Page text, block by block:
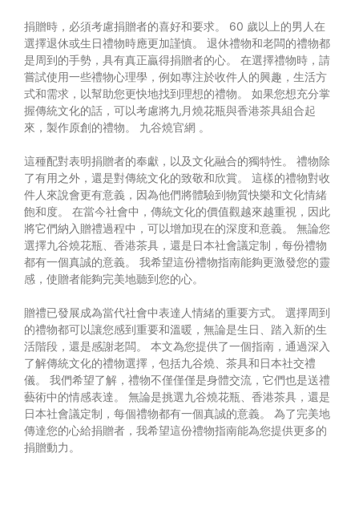
捐贈時，必須考慮捐贈者的喜好和要求。 60 歲以上的男人在
選擇退休或生日禮物時應更加謹慎。 退休禮物和老闆的禮物都
是周到的手勢，具有真正贏得捐贈者的心。 在選擇禮物時，請
嘗試使用一些禮物心理學，例如專注於收件人的興趣，生活方
式和需求，以幫助您更快地找到理想的禮物。 如果您想充分掌
握傳統文化的話，可以考慮將九月燒花瓶與香港茶具組合起
來，製作原創的禮物。 九谷燒官網 。
這種配對表明捐贈者的奉獻，以及文化融合的獨特性。 禮物除
了有用之外，還是對傳統文化的致敬和欣賞。 這樣的禮物對收
件人來說會更有意義，因為他們將體驗到物質快樂和文化情緒
飽和度。 在當今社會中，傳統文化的價值觀越來越重視，因此
將它們納入贈禮過程中，可以增加現在的深度和意義。 無論您
選擇九谷燒花瓶、香港茶具，還是日本社會議定制，每份禮物
都有一個真誠的意義。 我希望這份禮物指南能夠更激發您的靈
感，使贈者能夠完美地聽到您的心。
贈禮已發展成為當代社會中表達人情緒的重要方式。 選擇周到
的禮物都可以讓您感到重要和溫暖，無論是生日、踏入新的生
活階段，還是感謝老闆。 本文為您提供了一個指南，通過深入
了解傳統文化的禮物選擇，包括九谷燒、茶具和日本社交禮
儀。 我們希望了解，禮物不僅僅僅是身體交流，它們也是送禮
藝術中的情感表達。 無論是挑選九谷燒花瓶、香港茶具，還是
日本社會議定制，每個禮物都有一個真誠的意義。 為了完美地
傳達您的心給捐贈者，我希望這份禮物指南能為您提供更多的
捐贈動力。